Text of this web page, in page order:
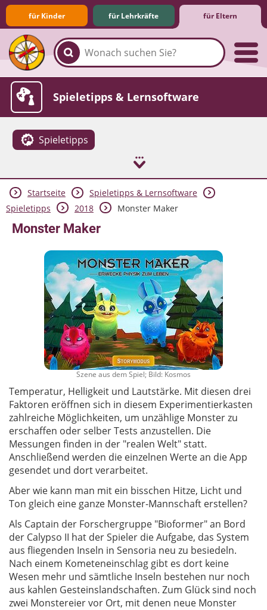
für Kinder für Lehrkräfte für Eltern
Familie & Medien
Spieletipps & Lernsoftware
Spieletipps
Die Jüngsten im Netz
Lexikon
Aktuelles
Startseite
Spieletipps & Lernsoftware
Spieletipps
2018 Monster Maker
Monster Maker
Szene aus dem Spiel; Bild: Kosmos
Temperatur, Helligkeit und Lautstärke. Mit diesen drei
Faktoren eröffnen sich in diesem Experimentierkasten
zahlreiche Möglichkeiten, um unzählige Monster zu
erschaffen oder selber Tests anzustellen. Die
Messungen finden in der "realen Welt" statt.
Anschließend werden die einzelnen Werte an die App
gesendet und dort verarbeitet.
Aber wie kann man mit ein bisschen Hitze, Licht und
Ton gleich eine ganze Monster-Mannschaft erstellen?
Als Captain der Forschergruppe "Bioformer" an Bord
der Calypso II hat der Spieler die Aufgabe, das System
aus fliegenden Inseln in Sensoria neu zu besiedeln.
Nach einem Kometeneinschlag gibt es dort keine
Wesen mehr und sämtliche Inseln bestehen nur noch
aus kahlen Gesteinslandschaften. Zum Glück sind noch
zwei Monstereier vor Ort, mit denen neue Monster